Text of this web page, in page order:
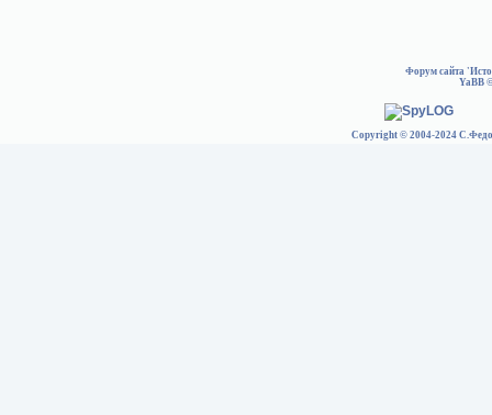
Форум сайта
YaBB
Copyright © 2004-2024